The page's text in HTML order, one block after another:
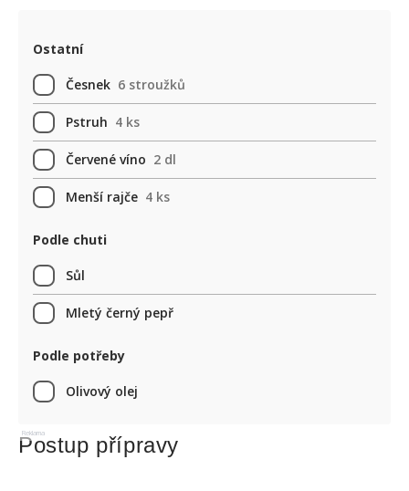
Ostatní
Česnek 6 stroužků
Pstruh 4 ks
Červené víno 2 dl
Menší rajče 4 ks
Podle chuti
Sůl
Mletý černý pepř
Podle potřeby
Olivový olej
Reklama
Postup přípravy